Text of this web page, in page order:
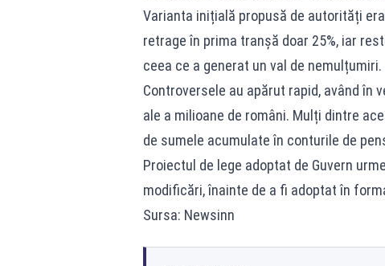
Varianta inițială propusă de autorități
retrage în prima tranșă doar 25%, iar
ceea ce a generat un val de nemulțumiri.
Controversele au apărut rapid, având în
ale a milioane de români. Mulți dintre
de sumele acumulate în conturile de
Proiectul de lege adoptat de Guvern
modificări, înainte de a fi adoptat în
Sursa: Newsinn